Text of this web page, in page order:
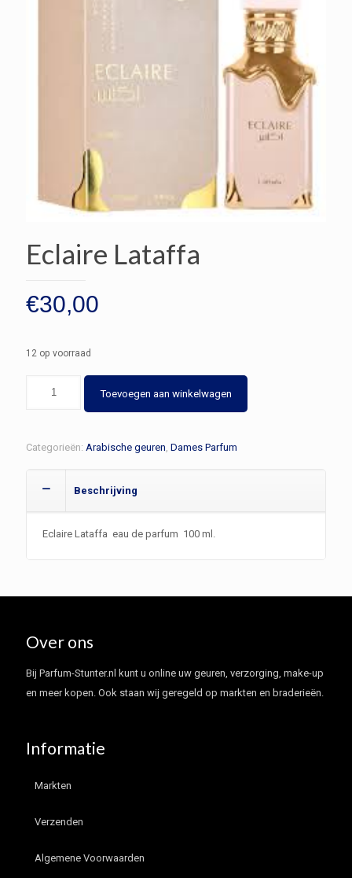
Eclaire Lataffa
€30,00
12 op voorraad
Toevoegen aan winkelwagen
Categorieën: Arabische geuren, Dames Parfum
Beschrijving
Eclaire Lataffa eau de parfum 100 ml.
Over ons
Bij Parfum-Stunter.nl kunt u online uw geuren, verzorging, make-up
en meer kopen. Ook staan wij geregeld op markten en braderieën.
Informatie
Markten
Verzenden
Algemene Voorwaarden